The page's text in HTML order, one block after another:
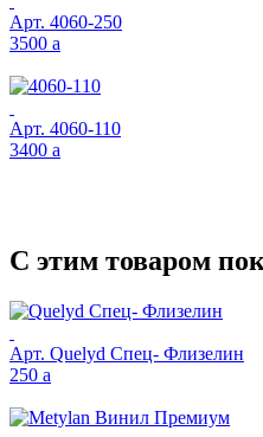
Арт. 4060-250
3500 a
Арт. 4060-110
3400 a
С этим товаром
Арт. Quelyd Спец- Флизелин
250 a